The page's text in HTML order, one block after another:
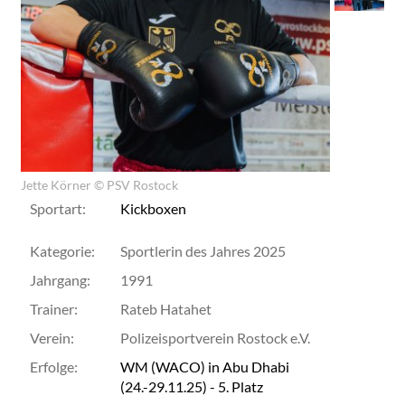
Jette Körner © PSV Rostock
Sportart: Kickboxen
Kategorie:
Sportlerin des Jahres 2025
Jahrgang:
1991
Trainer:
Rateb Hatahet
Verein:
Polizeisportverein Rostock e.V.
Erfolge:
WM (WACO) in Abu Dhabi
(24.-29.11.25) - 5. Platz